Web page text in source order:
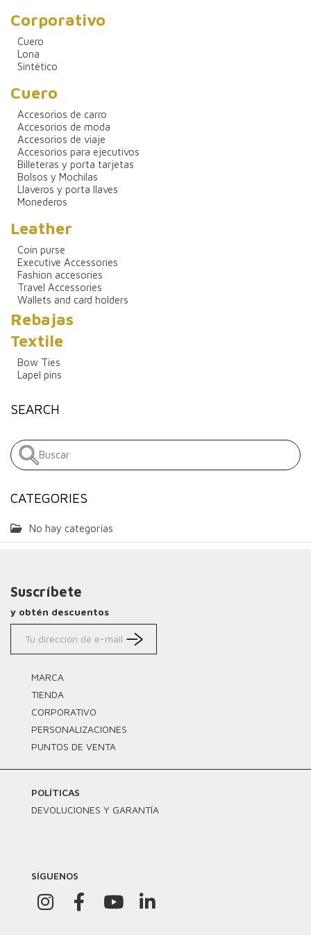
Corporativo
Cuero
Lona
Sintético
Cuero
Accesorios de carro
Accesorios de moda
Accesorios de viaje
Accesorios para ejecutivos
Billeteras y porta tarjetas
Bolsos y Mochilas
Llaveros y porta llaves
Monederos
Leather
Coin purse
Executive Accessories
Fashion accesories
Travel Accessories
Wallets and card holders
Rebajas
Textile
Bow Ties
Lapel pins
SEARCH
CATEGORIES
No hay categorías
Suscríbete
y obtén descuentos
MARCA
TIENDA
CORPORATIVO
PERSONALIZACIONES
PUNTOS DE VENTA
POLÍTICAS
DEVOLUCIONES Y GARANTÍA
SÍGUENOS